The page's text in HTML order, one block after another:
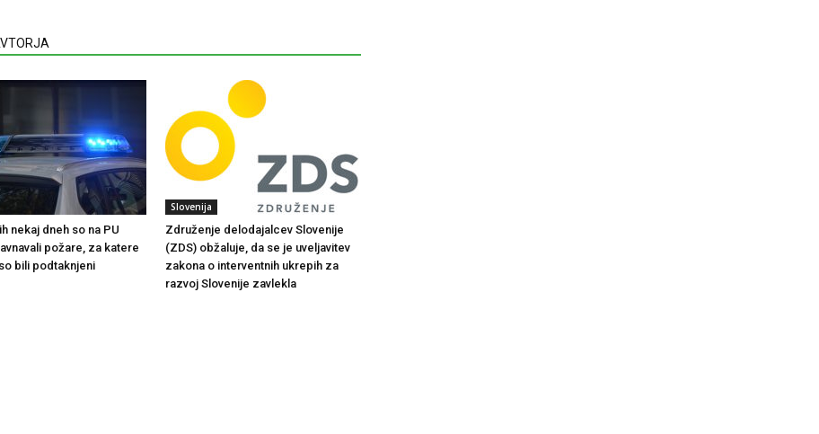
nekaj dneh so na PU
požare, za katere
bili podtaknjeni
Slovenija
Združenje delodajalcev Slovenije
(ZDS) obžaluje, da se je uveljavitev
zakona o interventnih ukrepih za
razvoj Slovenije zavlekla